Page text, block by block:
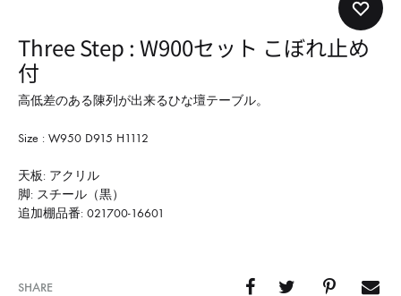
ご
介
て
い
ま
す
Three Step : W900セット こぼれ止め
付
高低差のある陳列が出来るひな壇テーブル。
Size : W950 D915 H1112
天板: アクリル
脚: スチール（黒）
追加棚品番: 021700-16601
SHARE